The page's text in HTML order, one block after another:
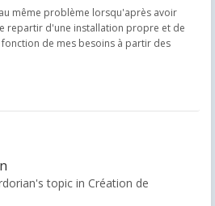
même problème lorsqu'après avoir
repartir d'une installation propre et de
de mes besoins à partir des
topic in Création de